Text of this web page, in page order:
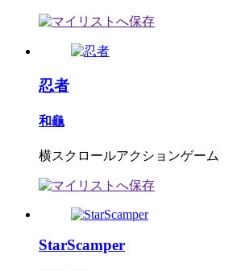
忍者
和龜
横スクロールアクションゲーム
StarScamper